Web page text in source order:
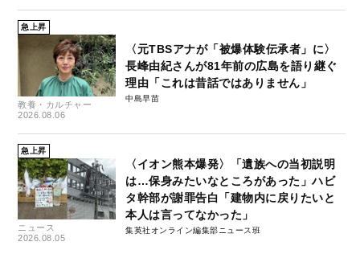
急上昇
教養・カルチャー
2026.08.06
〈元TBSアナが「被爆体験伝承者」に〉
長峰由紀さんが81年前の広島を語り継ぐ
理由「これは昔話ではありません」
中島早苗
急上昇
ニュース
2026.08.05
〈イオン熊本爆発〉「遺族への当初説明
は…保身みたいなところがあった」ハビ
タ幹部が謝罪告白「建物内に戻りたいと
本人は言ってなかった」
集英社オンライン編集部ニュース班